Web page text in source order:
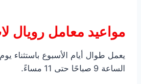
مواعيد معامل رويال
يعمل طوال أيام الأسبوع باستثناء
الساعة 9 صباحًا حتى 11 مساءً.